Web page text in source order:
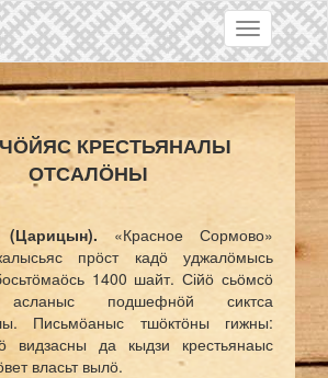
Toggle
navigation
КРЕСТЬЯНАЛЫ
ОТСАЛӦНЫ
(Царицын). «Красное Сормово»
прӧст кадӧ уджалӧмысь
1400 шайт. Сійӧ сьӧмсӧ
асланыс подшефнӧй сиктса
Письмӧаныс тшӧктӧны гижны:
видзасны да кыдзи крестьянаыс
власьт вылӧ.